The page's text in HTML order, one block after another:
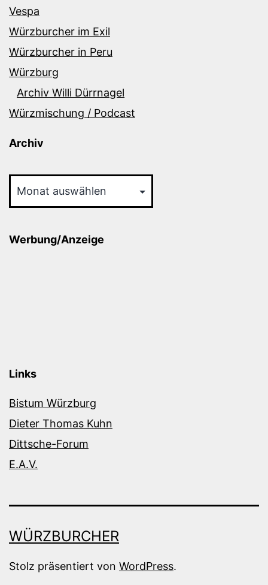
Vespa
Würzburcher im Exil
Würzburcher in Peru
Würzburg
Archiv Willi Dürrnagel
Würzmischung / Podcast
Archiv
Werbung/Anzeige
Links
Bistum Würzburg
Dieter Thomas Kuhn
Dittsche-Forum
E.A.V.
WÜRZBURCHER
Stolz präsentiert von WordPress.